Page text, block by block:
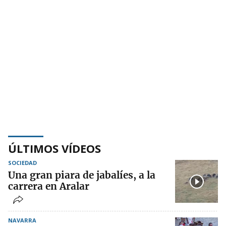
ÚLTIMOS VÍDEOS
SOCIEDAD
Una gran piara de jabalíes, a la
carrera en Aralar
NAVARRA